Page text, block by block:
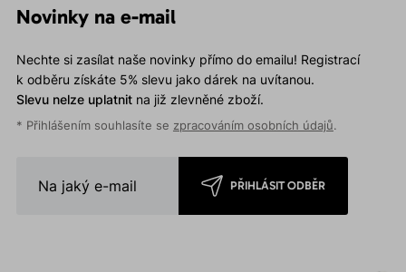
Novinky na e-mail
Nechte si zasílat naše novinky přímo do emailu! Registrací
k odběru získáte 5% slevu jako dárek na uvítanou.
Slevu nelze uplatnitna již zlevněné zboží.
* Přihlášením souhlasíte se zpracováním osobních údajů.
PŘIHLÁSIT ODBĚR